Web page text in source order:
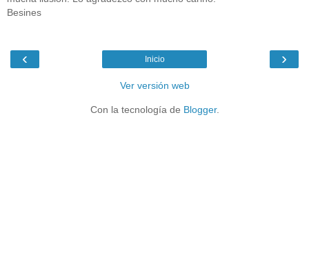
Besines
‹ ›
Inicio
Ver versión web
Con la tecnología de Blogger.